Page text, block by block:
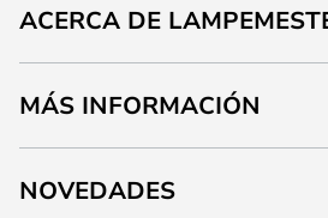
ACERCA DE
MÁS INFORMACIÓN
NOVEDADES